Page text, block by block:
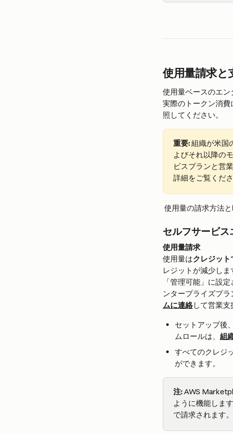
使用量請求と
使用量ベースのエ
実際のトークン消費
照してください。
重要: 組織が米国
よびそれ以降の
ビスプランと営
詳細をご覧くださ
使用量の請求方法
セルフサービ
使用量請求
使用量はクレジット
レジットが減少し
「管理可能」に設
ンタープライズプ
ムに連絡して営業支
セットアップ後
ムロールは、 組
すべてのクレジ
ができます。
注: AWS
ように機能しま
で請求されます。